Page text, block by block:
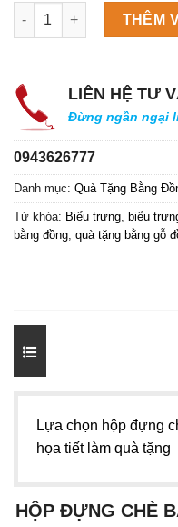
Máy làm đá viên
THÊM
LIÊN HỆ TƯ
Đừng ngần ngại
0943626777
Danh mục: Quà Tặng Bằng
Từ khóa: Biểu trưng biểu
bằng đồng quà tặng bằng gỗ
Lựa chọn hộp đựng
họa tiết làm quà tặng
HỘP ĐỰNG CHÈ